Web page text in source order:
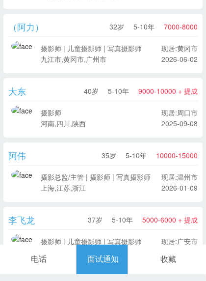
（阿力） 32岁 5-10年 7000-8000
摄影师 | 儿童摄影师 | 写真摄影师
现居:黄冈市
九江市,黄冈市,广州市
2026-06-02
大东 40岁 5-10年 9000-10000 + 提成
摄影师
现居:周口市
河南,四川,陕西
2025-09-08
阿伟 35岁 5-10年 10000-15000
摄影总监/主管 | 摄影师 | 写真摄影师
现居:温州市
上海,江苏,浙江
2026-01-09
李飞龙 37岁 5-10年 5000-6000 + 提成
摄影师 | 儿童摄影师 | 写真摄影师
现居:广安市
电话 面试通知 收藏